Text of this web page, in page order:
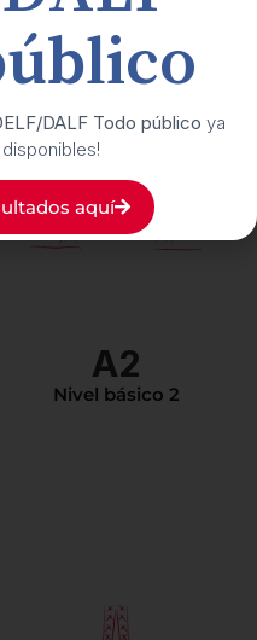
A2
Nivel básico 2
Puede argumentar para
dar su opinión,
desarrollar su punto de
vista y sus conocimientos
DALF Todo público ya
aquí